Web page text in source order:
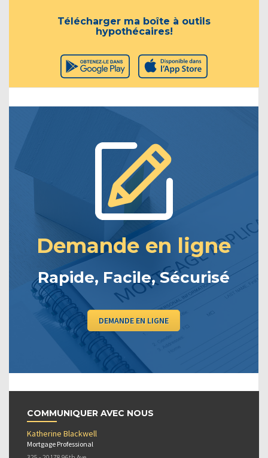
Télécharger ma boîte à outils
hypothécaires!
Demande en ligne
Rapide, Facile, Sécurisé
DEMANDE EN LIGNE
COMMUNIQUER AVEC NOUS
Katherine Blackwell
Mortgage Professional